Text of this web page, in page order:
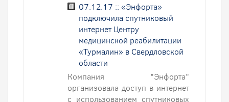
07.12.17 :: «Энфорта»
подключила спутниковый
интернет Центру
медицинской реабилитации
«Турмалин» в Свердловской
области
Компания "Энфорта"
организовала доступ в интернет
с использованием спутниковых